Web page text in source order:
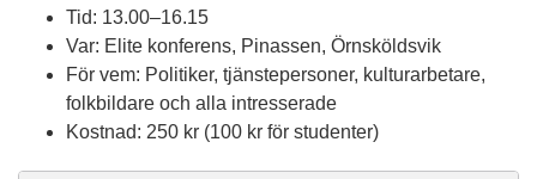
Tid: 13.00–16.15
Var: Elite konferens, Pinassen, Örnsköldsvik
För vem: Politiker, tjänstepersoner, kulturarbetare,
folkbildare och alla intresserade
Kostnad: 250 kr (100 kr för studenter)